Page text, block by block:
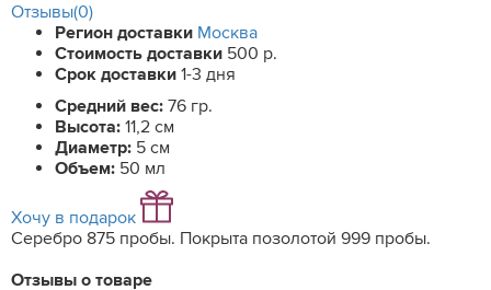
Отзывы(0)
Регион доставки Москва
Стоимость доставки 500 р.
Срок доставки 1-3 дня
Средний вес: 76 гр.
Высота: 11,2 см
Диаметр: 5 см
Объем: 50 мл
Хочу в подарок
Серебро 875 пробы. Покрыта позолотой 999 пробы.
Отзывы о товаре